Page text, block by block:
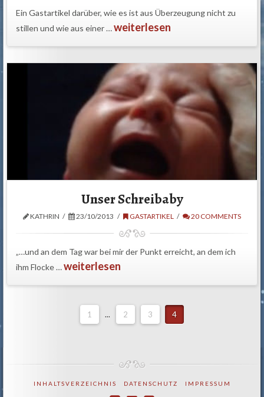
Ein Gastartikel darüber, wie es ist aus Überzeugung nicht zu
stillen und wie aus einer …weiterlesen
Unser Schreibaby
KATHRIN 23/10/2013 GASTARTIKEL 20 COMMENTS
„…und an dem Tag war bei mir der Punkt erreicht, an dem ich
ihm Flocke …weiterlesen
1 ... 2 3 4
INHALTSVERZEICHNIS DATENSCHUTZ IMPRESSUM